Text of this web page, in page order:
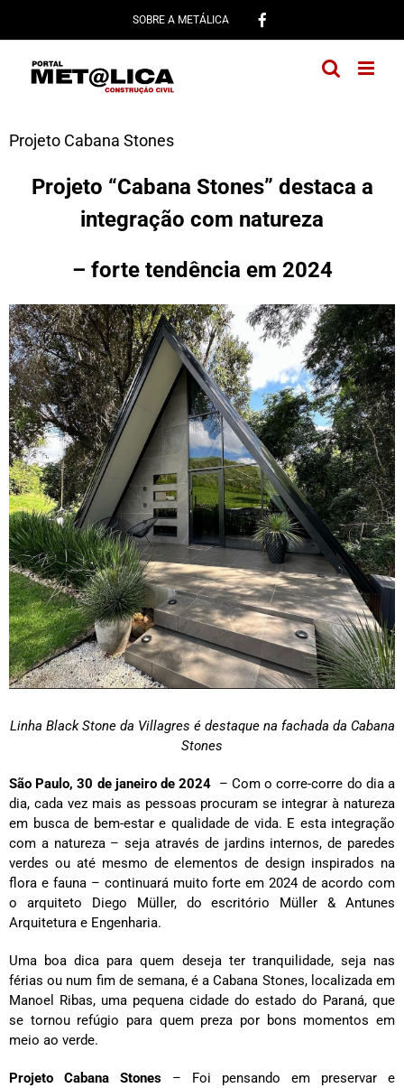
conteúdo
SOBRE A METÁLICA
Projeto Cabana Stones
Projeto “Cabana Stones” destaca a
integração com natureza
– forte tendência em 2024
Linha Black Stone da Villagres é destaque na fachada da Cabana
Stones
São Paulo, 30 de janeiro de 2024 – Com o corre-corre do dia a
dia, cada vez mais as pessoas procuram se integrar à natureza
em busca de bem-estar e qualidade de vida. E esta integração
com a natureza – seja através de jardins internos, de paredes
verdes ou até mesmo de elementos de design inspirados na
flora e fauna – continuará muito forte em 2024 de acordo com
o arquiteto Diego Müller, do escritório Müller & Antunes
Arquitetura e Engenharia.
Uma boa dica para quem deseja ter tranquilidade, seja nas
férias ou num fim de semana, é a Cabana Stones, localizada em
Manoel Ribas, uma pequena cidade do estado do Paraná, que
se tornou refúgio para quem preza por bons momentos em
meio ao verde.
Projeto Cabana Stones – Foi pensando em preservar e